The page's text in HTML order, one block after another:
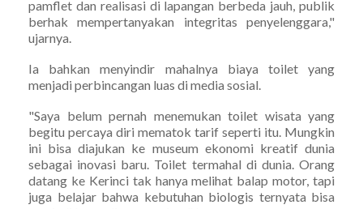
pamflet dan realisasi di lapangan berbeda jauh, publik
berhak mempertanyakan integritas penyelenggara,"
ujarnya.
Ia bahkan menyindir mahalnya biaya toilet yang
menjadi perbincangan luas di media sosial.
"Saya belum pernah menemukan toilet wisata yang
begitu percaya diri mematok tarif seperti itu. Mungkin
ini bisa diajukan ke museum ekonomi kreatif dunia
sebagai inovasi baru. Toilet termahal di dunia. Orang
datang ke Kerinci tak hanya melihat balap motor, tapi
juga belajar bahwa kebutuhan biologis ternyata bisa